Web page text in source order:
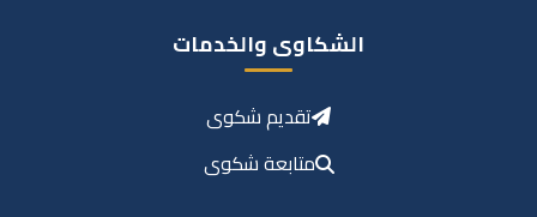
الشكاوى والخدمات
تقديم شكوى
متابعة شكوى